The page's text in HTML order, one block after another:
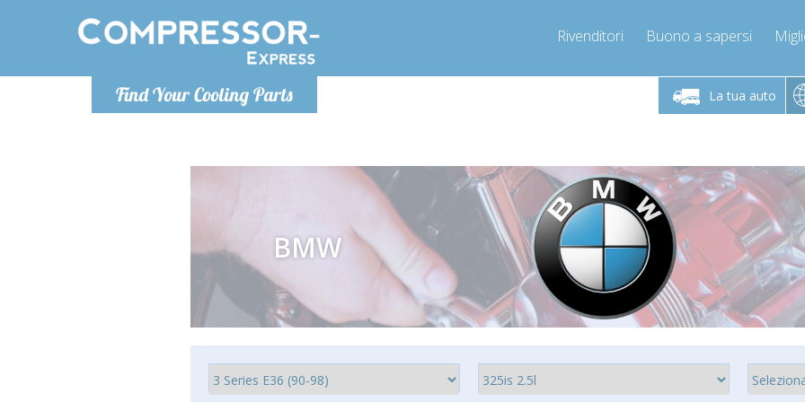
Find Your Cooling Parts
Rivenditori Buono a sapersi
La tua auto
Lunedì-Venerdì 9-12 / 14-17
Chiamaci!
+393278892946
Lunedì-
BMW